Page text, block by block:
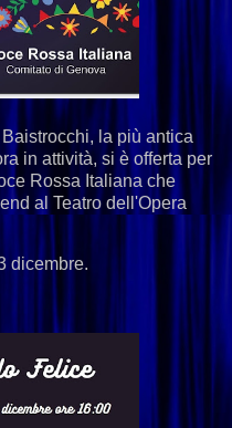
la più antica
in attività, si è offerta per
Rossa Italiana che
al Teatro dell'Opera
dicembre.